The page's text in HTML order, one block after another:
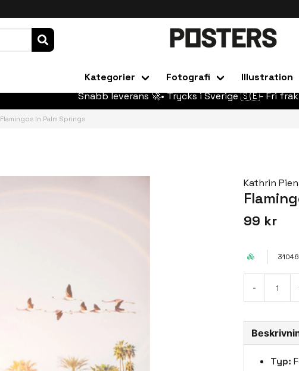
Kategorier Fotografi Illustration
Snabb leverans 🚀• Trycks i Sverige 🇸🇪- Fri
Flamingos In Palm Springs
Kathrin
99 kr
-
Typ: